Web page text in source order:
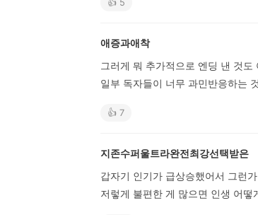
👍 5
애증과애착
그러게 뭐 추가적으로 엔딩 낸 것
일부 독자들이 너무 과민반응하는
👍 7
지존수퍼울트라완전최강선택받은
갑자기 인기가 급상승했어서 그런
저렇게 불편한 게 많으면 인생 어